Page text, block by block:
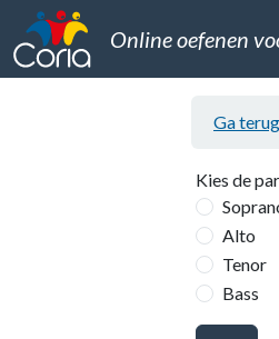
Online oefenen
Ga terug
Kies de
Alto
Tenor
Bass